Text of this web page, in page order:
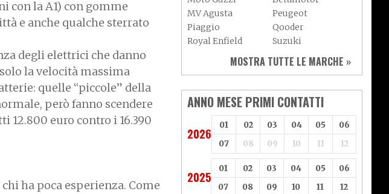
con la A1) con gomme
e anche qualche sterrato
degli elettrici che danno
la velocità massima
quelle “piccole” della
però fanno scendere
12.800 euro contro i 16.390
ha poca esperienza. Come
MV Agusta
Peugeot
Piaggio
Qooder
Royal Enfield
Suzuki
Triumph
Yamaha
Aeon
Aspes
Axy
Baotian
MOSTRA TUTTE LE MARCHE »
ANNO MESE PRIMI CONTATTI
2026
01 02 03 04 05
06
07
08 09 10 11 12
2025
01 02 03 04 05
06
07
08 09 10 11 12